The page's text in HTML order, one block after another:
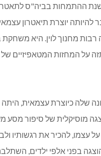
ההתמחות בביה"ס לתאטרון
להיותה יוצרת תיאטרון
רבות מחנוך לוין. היא
תזה על המחזות המטאפיזיים של
שלה כיוצרת עצמאית, היתה
מוסיקלית של סיפור מסע
עצמו, להכיר את רגשותיו
בפני אלפי ילדים,